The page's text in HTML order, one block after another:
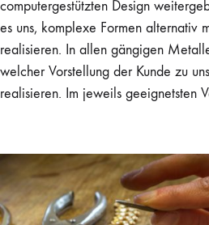
computergestützten Design
es uns, komplexe Formen alternativ
realisieren. In allen gängigen
welcher Vorstellung der Kunde zu
realisieren. Im jeweils geeignetsten